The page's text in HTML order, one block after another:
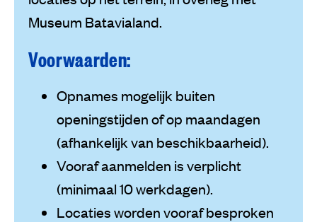
Museum Batavialand.
Voorwaarden:
Opnames mogelijk buiten
openingstijden of op maandagen
(afhankelijk van beschikbaarheid).
Vooraf aanmelden is verplicht
(minimaal 10 werkdagen).
Locaties worden vooraf besproken